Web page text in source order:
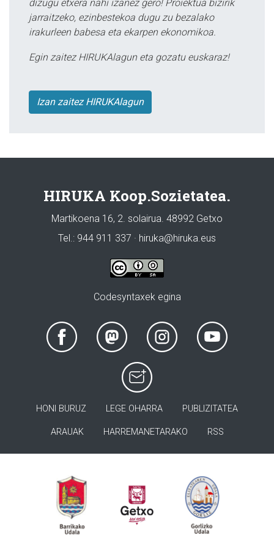
dizugu etxera nahi izanez gero! Proiektua bizirik
jarraitzeko, ezinbestekoa dugu zu bezalako
irakurleen babesa eta ekarpen ekonomikoa.
Egin zaitez HIRUKAlagun eta gozatu euskaraz!
Izan zaitez HIRUKAlagun
HIRUKA Koop.Sozietatea.
Martikoena 16, 2. solairua. 48992 Getxo
Tel.: 944 911 337 · hiruka@hiruka.eus
Codesyntaxek egina
HONI BURUZ LEGE OHARRA PUBLIZITATEA
ARAUAK HARREMANETARAKO RSS